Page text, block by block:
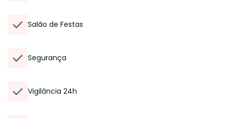
Salão de Festas
Segurança
Vigilância 24h